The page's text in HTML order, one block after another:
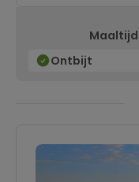
Ontbijt